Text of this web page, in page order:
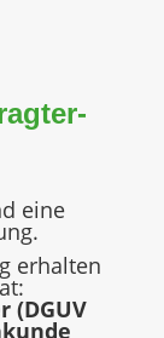
eine
erhalten
(DGUV